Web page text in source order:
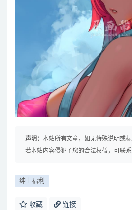
声明： 本站所有文章，如无特殊说明或
若本站内容侵犯了您的合法权益，可联系
绅士福利
收藏 链接